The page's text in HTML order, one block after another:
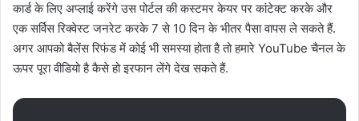
कार्ड के लिए अप्लाई करेंगे उस पोर्टल की कस्टमर केयर पर कांटेक्ट करके और
एक सर्विस रिक्वेस्ट जनरेट करके 7 से 10 दिन के भीतर पैसा वापस ले सकते हैं.
अगर आपको बैलेंस रिफंड में कोई भी समस्या होता है तो हमारे YouTube चैनल के
ऊपर पूरा वीडियो है कैसे हो इरफान लेंगे देख सकते हैं.